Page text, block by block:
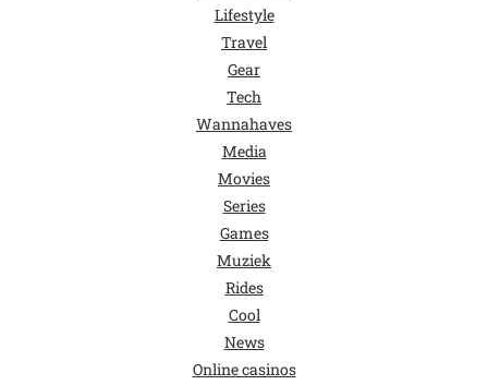
Lifestyle
Travel
Gear
Tech
Wannahaves
Media
Movies
Series
Games
Muziek
Rides
Cool
News
Online casinos